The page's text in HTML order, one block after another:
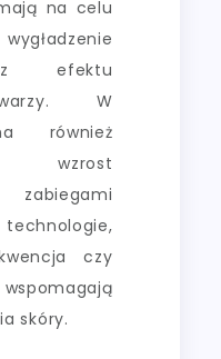
na celu
efektu
W
również
czy
skóry.